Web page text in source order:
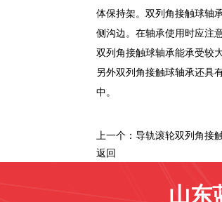
体保持架。双列角接触球轴
侧沟边。在轴承使用时应注
双列角接触球轴承能承受较
另外双列角接触球轴承还具
中。
上一个： 导轨滚轮双列角接
返回
山东